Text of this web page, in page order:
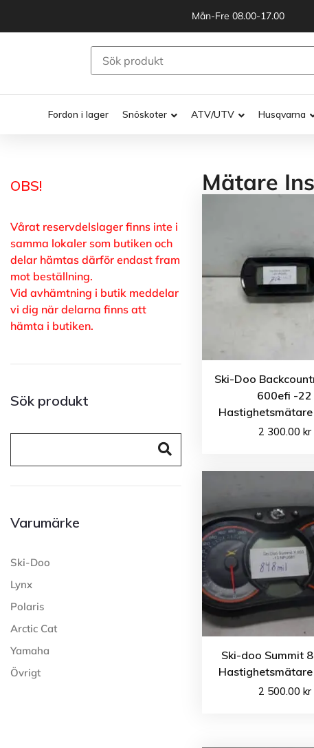
Mån-Fre 08.00-17.00
Fordon i lager Snöskoter ATV/UTV Husqvarna
OBS!
Vårat reservdelslager finns inte i
samma lokaler som butiken och
delar hämtas därför endast fram
mot beställning.
Vid avhämtning i butik meddelar
vi dig när delarna finns att
hämta i butiken.
Sök produkt
Varumärke
Ski-Doo
Lynx
Polaris
Arctic Cat
Yamaha
Övrigt
Mätare
Ski-Doo
600efi -22
2 300.00 kr
Ski-doo Summit
2 500.00 kr